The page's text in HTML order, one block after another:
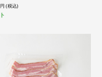
円 (税込)